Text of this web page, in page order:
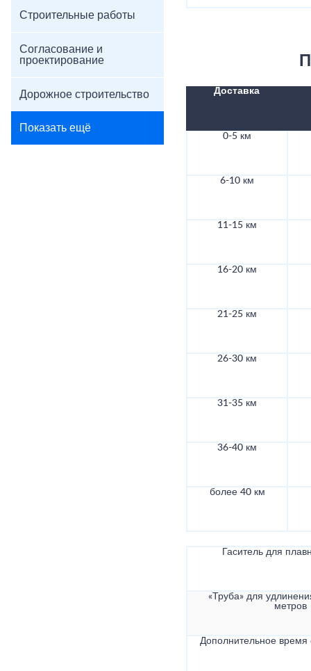
Строительные работы
Согласование и
проектирование
Дорожное строительство
Показать ещё
Доставка
0-5 км
6-10 км
11-15 км
16-20 км
21-25 км
26-30 км
31-35 км
36-40 км
более 40 км
Гаситель для
«Труба» для
метров
Дополнительное